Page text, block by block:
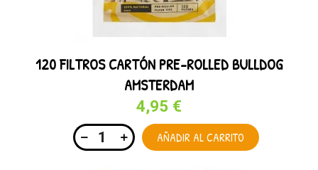
120 FILTROS CARTÓN PRE-ROLLED BULLDOG
AMSTERDAM
4,95 €
AÑADIR AL CARRITO